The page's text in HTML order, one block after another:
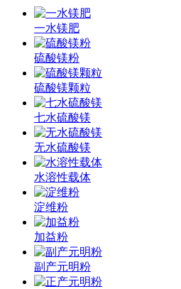
一水镁肥
硫酸镁粉
硫酸镁颗粒
七水硫酸镁
无水硫酸镁
水溶性载体
淀维粉
加益粉
副产元明粉